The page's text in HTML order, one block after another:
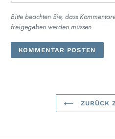
Bitte beachten Sie, dass
freigegeben werden müssen
ZURÜCK